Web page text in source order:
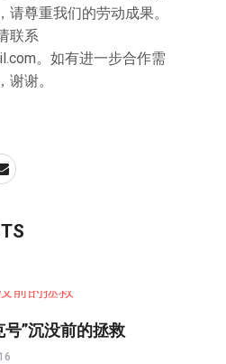
请尊重我们的劳动成果。
联系
。如有进一步合作需
谢。
号”沉没前的拯救